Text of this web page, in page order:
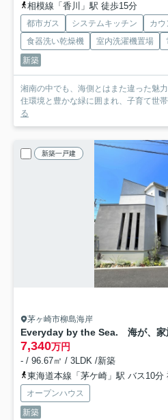
相模線「香川」駅 徒歩15分
都市ガス システムキッチン
カウ
食器洗い乾燥機
室内洗濯機置場
新築
湘南の中でも、海側とはまた違った魅
住環境と豊かな緑に囲まれ、子育て世
る
新築一戸建
茅ヶ崎市柳島海岸
7,340万円
- / 96.67㎡ / 3LDK /新築
東海道本線「茅ケ崎」駅 バス10分 神奈
オープンハウス
新築